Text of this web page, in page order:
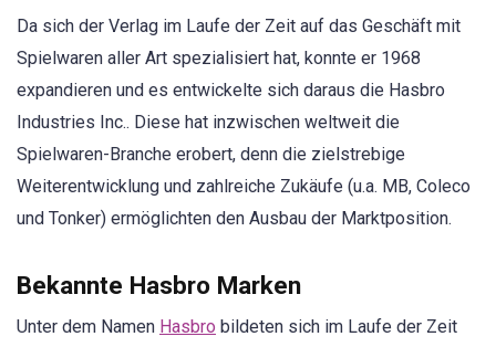
Da sich der Verlag im Laufe der Zeit auf das Geschäft mit
Spielwaren aller Art spezialisiert hat, konnte er 1968
expandieren und es entwickelte sich daraus die Hasbro
Industries Inc.. Diese hat inzwischen weltweit die
Spielwaren-Branche erobert, denn die zielstrebige
Weiterentwicklung und zahlreiche Zukäufe (u.a. MB, Coleco
und Tonker) ermöglichten den Ausbau der Marktposition.
Bekannte Hasbro Marken
Unter dem Namen Hasbro bildeten sich im Laufe der Zeit